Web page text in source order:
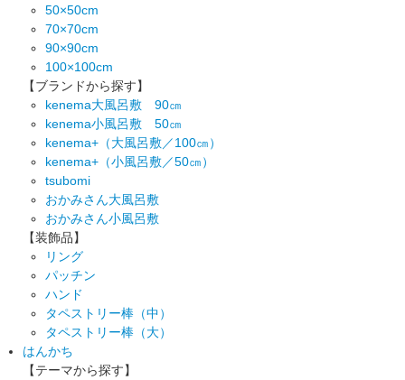
50×50cm
70×70cm
90×90cm
100×100cm
【ブランドから探す】
kenema大風呂敷 90㎝
kenema小風呂敷 50㎝
kenema+（大風呂敷／100㎝）
kenema+（小風呂敷／50㎝）
tsubomi
おかみさん大風呂敷
おかみさん小風呂敷
【装飾品】
リング
パッチン
ハンド
タペストリー棒（中）
タペストリー棒（大）
はんかち
【テーマから探す】